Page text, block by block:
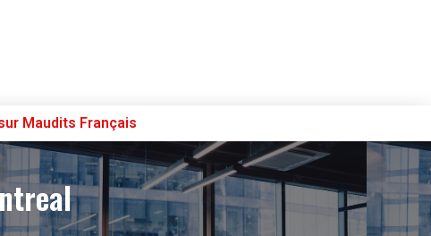
Maudits Français
S’enregistrer
Poster sur French Morning